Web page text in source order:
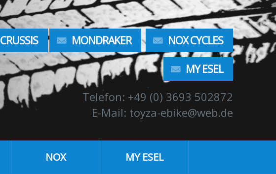
CRUSSIS MONDRAKER NOX CYCLES
MY ESEL
Telefon: +49 (0) 3693 502872
E-Mail: toyza-ebike@web.de
NOX MY ESEL